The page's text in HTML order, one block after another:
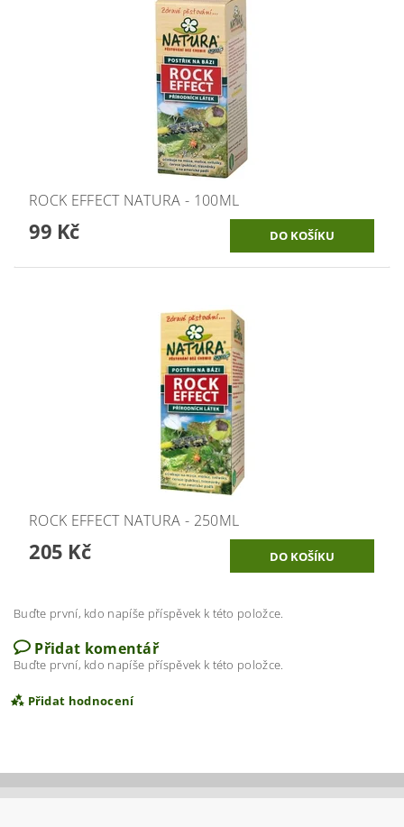
ROCK EFFECT NATURA - 100ML
99 Kč
ROCK EFFECT NATURA - 250ML
205 Kč
Buďte první, kdo napíše příspěvek k této položce.
Přidat komentář
Buďte první, kdo napíše příspěvek k této položce.
Přidat hodnocení